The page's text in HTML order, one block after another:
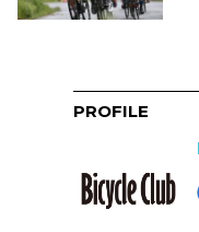
PROFILE